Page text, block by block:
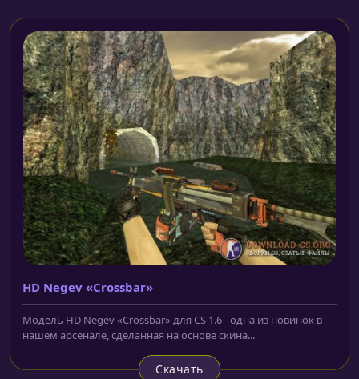
HD Negev «Crossbar»
Модель HD Negev «Crossbar» для CS 1.6 - одна из новинок в
нашем арсенале, сделанная на основе скина...
Скачать